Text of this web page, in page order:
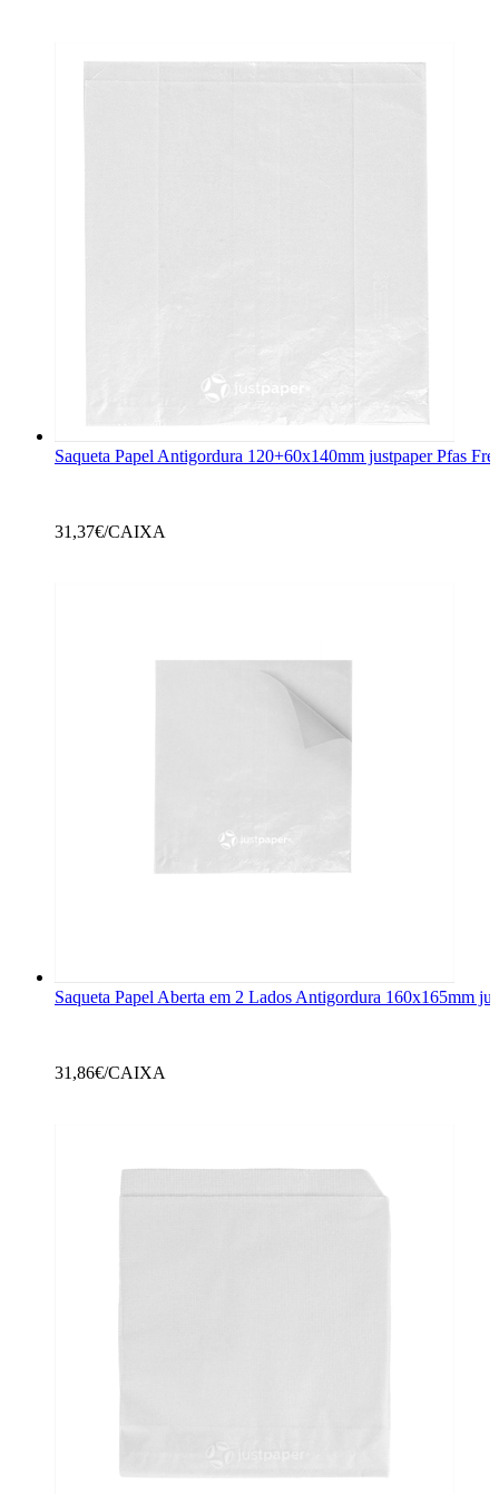
Saqueta Papel Antigordura 120+60x140mm justpaper Pfas
31,37€/CAIXA
Saqueta Papel Aberta em 2 Lados Antigordura 160x165mm
31,86€/CAIXA